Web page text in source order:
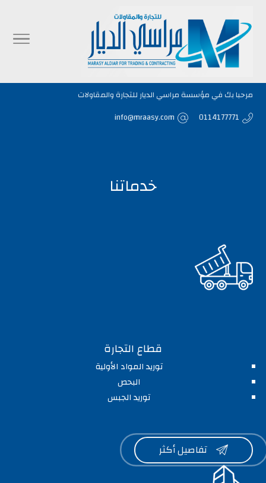
مرحبا بك في مؤسسة مراسي الديار للتجارة والمقاولات
0114177771
info@mraasy.com
خدماتنا
قطاع التجارة
توريد المواد الأولية
البحص
توريد الجبس
 تفاصيل أكثر